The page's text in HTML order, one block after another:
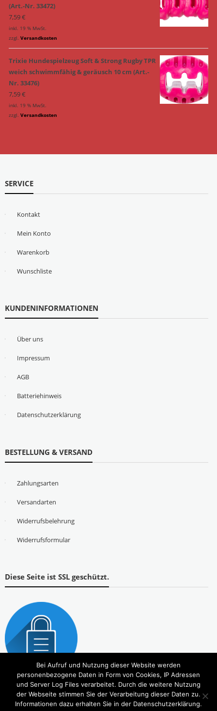
(Art.-Nr. 33472)
7,59€
inkl. 19 % MwSt.
zzgl. Versandkosten
Trixie Hundespielzeug Soft & Strong Rugby TPR
weich schwimmfähig & geräusch 10 cm (Art.-
Nr. 33476)
7,59€
inkl. 19 % MwSt.
zzgl. Versandkosten
SERVICE
Kontakt
Mein Konto
Warenkorb
Wunschliste
KUNDENINFORMATIONEN
Über uns
Impressum
AGB
Batteriehinweis
Datenschutzerklärung
BESTELLUNG & VERSAND
Zahlungsarten
Versandarten
Widerrufsbelehrung
Widerrufsformular
Diese Seite ist SSL geschützt.
Bei Aufruf und Nutzung dieser Website werden
personenbezogene Daten in Form von Cookies, IP Adressen
und Server Log Files verarbeitet. Durch die weitere Nutzung
der Webseite stimmen Sie der Verarbeitung dieser Daten zu.
Informationen dazu erhalten Sie in der Datenschutzerklärung.